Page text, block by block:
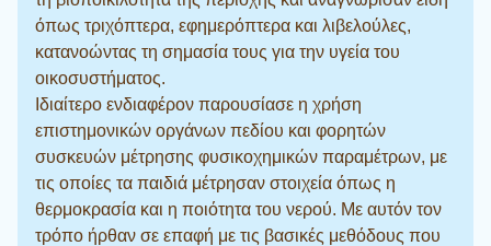
όπως τριχόπτερα, εφημερόπτερα και λιβελούλες,
κατανοώντας τη σημασία τους για την υγεία του
οικοσυστήματος.
Ιδιαίτερο ενδιαφέρον παρουσίασε η χρήση
επιστημονικών οργάνων πεδίου και φορητών
συσκευών μέτρησης φυσικοχημικών παραμέτρων, με
τις οποίες τα παιδιά μέτρησαν στοιχεία όπως η
θερμοκρασία και η ποιότητα του νερού. Με αυτόν τον
τρόπο ήρθαν σε επαφή με τις βασικές μεθόδους που